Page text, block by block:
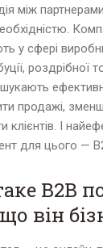
між
у сфері
роздрібної
продажі,
клієнтів. І
для цього —
B2B
він